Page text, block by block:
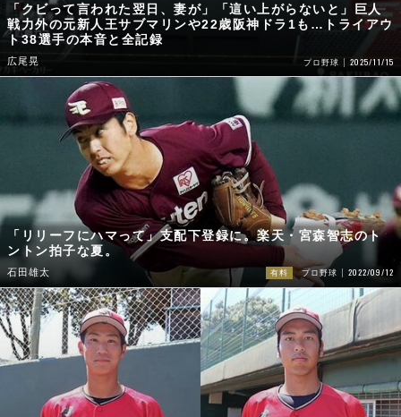
「クビって言われた翌日、妻が」「這い上がらないと」巨人
戦力外の元新人王サブマリンや22歳阪神ドラ1も…トライアウ
ト38選手の本音と全記録
広尾晃 プロ野球 2025/11/15
「リリーフにハマって」支配下登録に。楽天・宮森智志のト
ントン拍子な夏。
石田雄太 有料 プロ野球 2022/09/12